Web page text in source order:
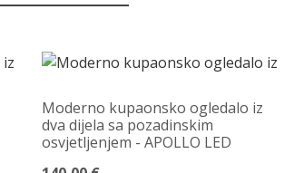
Moderno kupaonsko ogledalo iz
dva dijela sa pozadinskim
osvjetljenjem - APOLLO LED